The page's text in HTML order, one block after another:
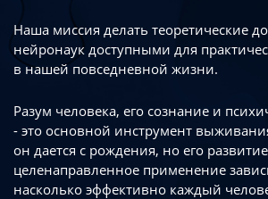
Наша миссия делать теоретические
нейронаук доступными для
в нашей повседневной жизни.
Разум человека, его сознание и
- это основной инструмент
он дается с рождения, но его развитие
целенаправленное применение
насколько эффективно каждый